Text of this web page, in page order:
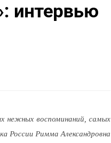
интервью
нежных воспоминаний, самых
России Римма Александровна